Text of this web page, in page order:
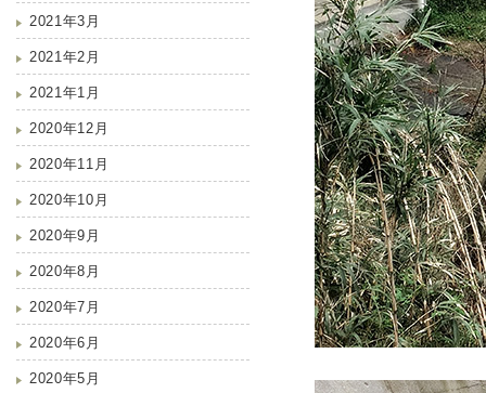
2021年3月
2021年2月
2021年1月
2020年12月
2020年11月
2020年10月
2020年9月
2020年8月
2020年7月
2020年6月
2020年5月